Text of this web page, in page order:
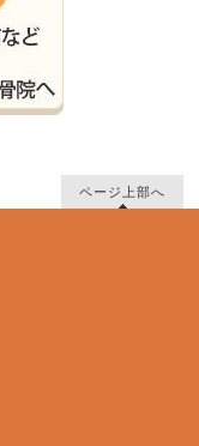
ページ上部へ